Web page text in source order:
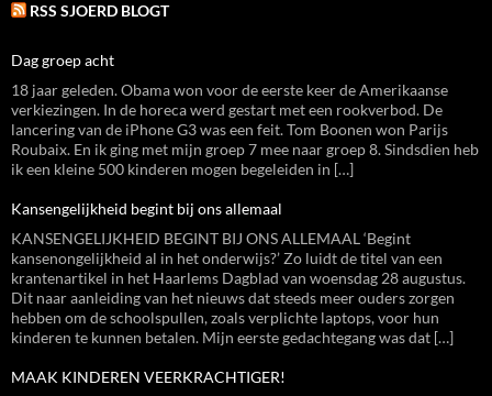
RSS SJOERD BLOGT
Dag groep acht
18 jaar geleden. Obama won voor de eerste keer de Amerikaanse
verkiezingen. In de horeca werd gestart met een rookverbod. De
lancering van de iPhone G3 was een feit. Tom Boonen won Parijs
Roubaix. En ik ging met mijn groep 7 mee naar groep 8. Sindsdien heb
ik een kleine 500 kinderen mogen begeleiden in […]
Kansengelijkheid begint bij ons allemaal
KANSENGELIJKHEID BEGINT BIJ ONS ALLEMAAL ‘Begint
kansenongelijkheid al in het onderwijs?’ Zo luidt de titel van een
krantenartikel in het Haarlems Dagblad van woensdag 28 augustus.
Dit naar aanleiding van het nieuws dat steeds meer ouders zorgen
hebben om de schoolspullen, zoals verplichte laptops, voor hun
kinderen te kunnen betalen. Mijn eerste gedachtegang was dat […]
MAAK KINDEREN VEERKRACHTIGER!